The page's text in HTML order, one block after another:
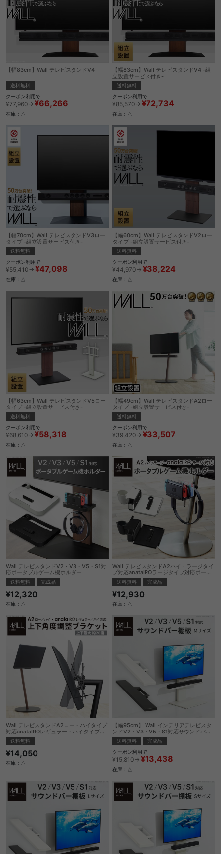
【幅83cm】Wall テレビスタンドV4
送料無料
クーポン利用で
¥77,960→ ¥66,266
在庫：△
【幅83cm】Wall テレビスタンドV4 -組
立設置サービス付き-
送料無料
クーポン利用で
¥85,570→ ¥72,734
在庫：△
【幅70cm】Wall テレビスタンドV3ロー
タイプ -組立設置サービス付き-
送料無料
クーポン利用で
¥55,410→ ¥47,098
在庫：△
【幅60cm】Wall テレビスタンドV2ロー
タイプ -組立設置サービス付き-
送料無料
クーポン利用で
¥44,970→ ¥38,224
在庫：△
【幅63cm】Wall テレビスタンドV5ロー
タイプ -組立設置サービス付き-
送料無料
クーポン利用で
¥68,610→ ¥58,318
在庫：△
【幅49cm】Wall テレビスタンドA2ロー
タイプ -組立設置サービス付き-
送料無料
クーポン利用で
¥39,420→ ¥33,507
在庫：△
Wall テレビスタンドV2・V3・V5・S1対
応ポータブルゲーム機ホルダー
送料無料 完成品
¥12,320
在庫：△
Wall テレビスタンドA2ハイ・ラージタイ
プ対応anataIROラージタイプ対応ポータ
ブルゲーム機ホルダー
送料無料 完成品
¥12,930
在庫：△
Wall テレビスタンドA2ロー・ハイタイプ
対応anataIROレギュラー・ハイタイプ対
応上下角度調整ブランケット
送料無料
¥14,050
在庫：△
【幅95cm】 Wall インテリアテレビスタ
ンドV2・V3・V5・S1対応サウンドバー
棚板Mサイズ
送料無料
完成品
クーポン利用で
¥15,810→ ¥13,438
在庫：△